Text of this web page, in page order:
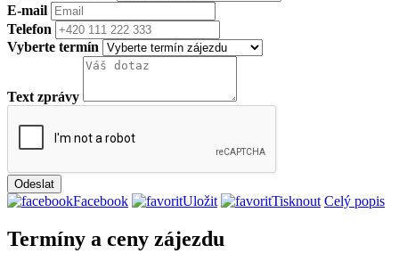
E-mail
Telefon
Vyberte termín
Text zprávy
Facebook Uložit Tisknout Celý popis
Termíny a ceny zájezdu